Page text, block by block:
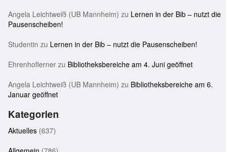
Angela Leichtweiß (UB Mannheim) zu Lernen in der Bib – nutzt die
Pausenscheiben!
Studentin zu Lernen in der Bib – nutzt die Pausenscheiben!
Ehrenhoflerner zu Bibliotheksbereiche am 4. Juni geöffnet
Angela Leichtweiß (UB Mannheim) zu Bibliotheksbereiche am 6.
Januar geöffnet
Kategorien
Aktuelles (637)